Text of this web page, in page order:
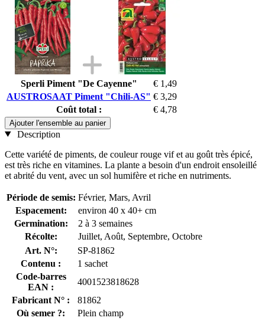
Sperli Piment "De Cayenne"
€ 1,49
AUSTROSAAT Piment "Chili-AS" € 3,29
Coût total :
€ 4,78
Ajouter l'ensemble au panier
Description
Cette variété de piments, de couleur rouge vif et au goût très épicé,
est très riche en vitamines. La plante a besoin d'un endroit ensoleillé
et abrité du vent, avec un sol humifère et riche en nutriments.
Période de semis: Février, Mars, Avril
Espacement:
environ 40 x 40+ cm
Germination:
2 à 3 semaines
Récolte:
Juillet, Août, Septembre, Octobre
Art. N°:
SP-81862
Contenu :
1 sachet
Code-barres
EAN :
4001523818628
Fabricant N° :
81862
Où semer ?:
Plein champ